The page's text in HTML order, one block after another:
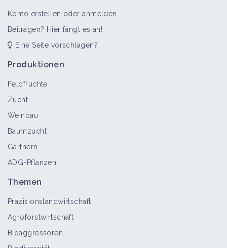
Konto erstellen oder anmelden
Beitragen? Hier fängt es an!
Eine Seite vorschlagen?
Produktionen
Feldfrüchte
Zucht
Weinbau
Baumzucht
Gärtnern
ADG-Pflanzen
Themen
Präzisionslandwirtschaft
Agroforstwirtschaft
Bioaggressoren